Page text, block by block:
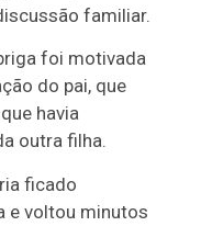
familiar.
foi motivada
do pai, que
havia
outra filha.
ficado
e voltou minutos